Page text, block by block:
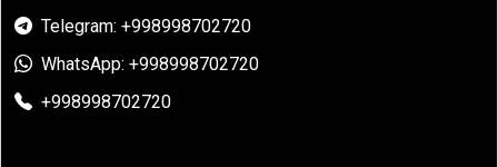
Telegram: +998998702720
WhatsApp: +998998702720
+998998702720